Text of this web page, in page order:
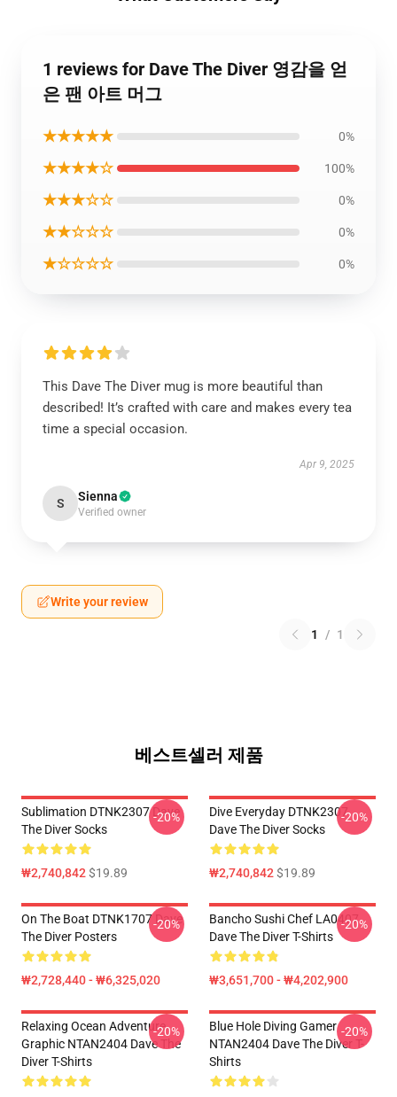
1 reviews for Dave The Diver 영감을 얻
은 팬 아트 머그
★★★★★ 0%
★★★★☆ 100%
★★★☆☆ 0%
★★☆☆☆ 0%
★☆☆☆☆ 0%
This Dave The Diver mug is more beautiful than
described! It’s crafted with care and makes every tea
time a special occasion.
Apr 9, 2025
S Sienna
Verified owner
Write your review
1 / 1
베스트셀러 제품
Sublimation DTNK2307 Dave
The Diver Socks
₩2,740,842$19.89
-20%
Dive Everyday DTNK2307
Dave The Diver Socks
₩2,740,842$19.89
-20%
On The Boat DTNK1707 Dave
The Diver Posters
₩2,728,440 - ₩6,325,020
-20%
Bancho Sushi Chef LA0407
Dave The Diver T-Shirts
₩3,651,700 - ₩4,202,900
-20%
Relaxing Ocean Adventure
Graphic NTAN2404 Dave The
Diver T-Shirts
-20%
Blue Hole Diving Gamer
NTAN2404 Dave The Diver T-
Shirts
-20%